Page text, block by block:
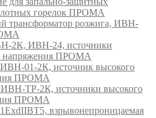
горелок ПРОМА
трансформатор розжига, ИВН-
2К, ИВН-24, источники
напряжения ПРОМА
01-2К, источник высокого
ПРОМА
ТР-2К, источники высокого
ПРОМА
взрывонепроницаемая